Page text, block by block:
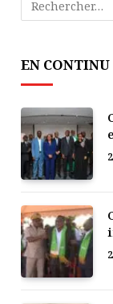
EN CONTINU